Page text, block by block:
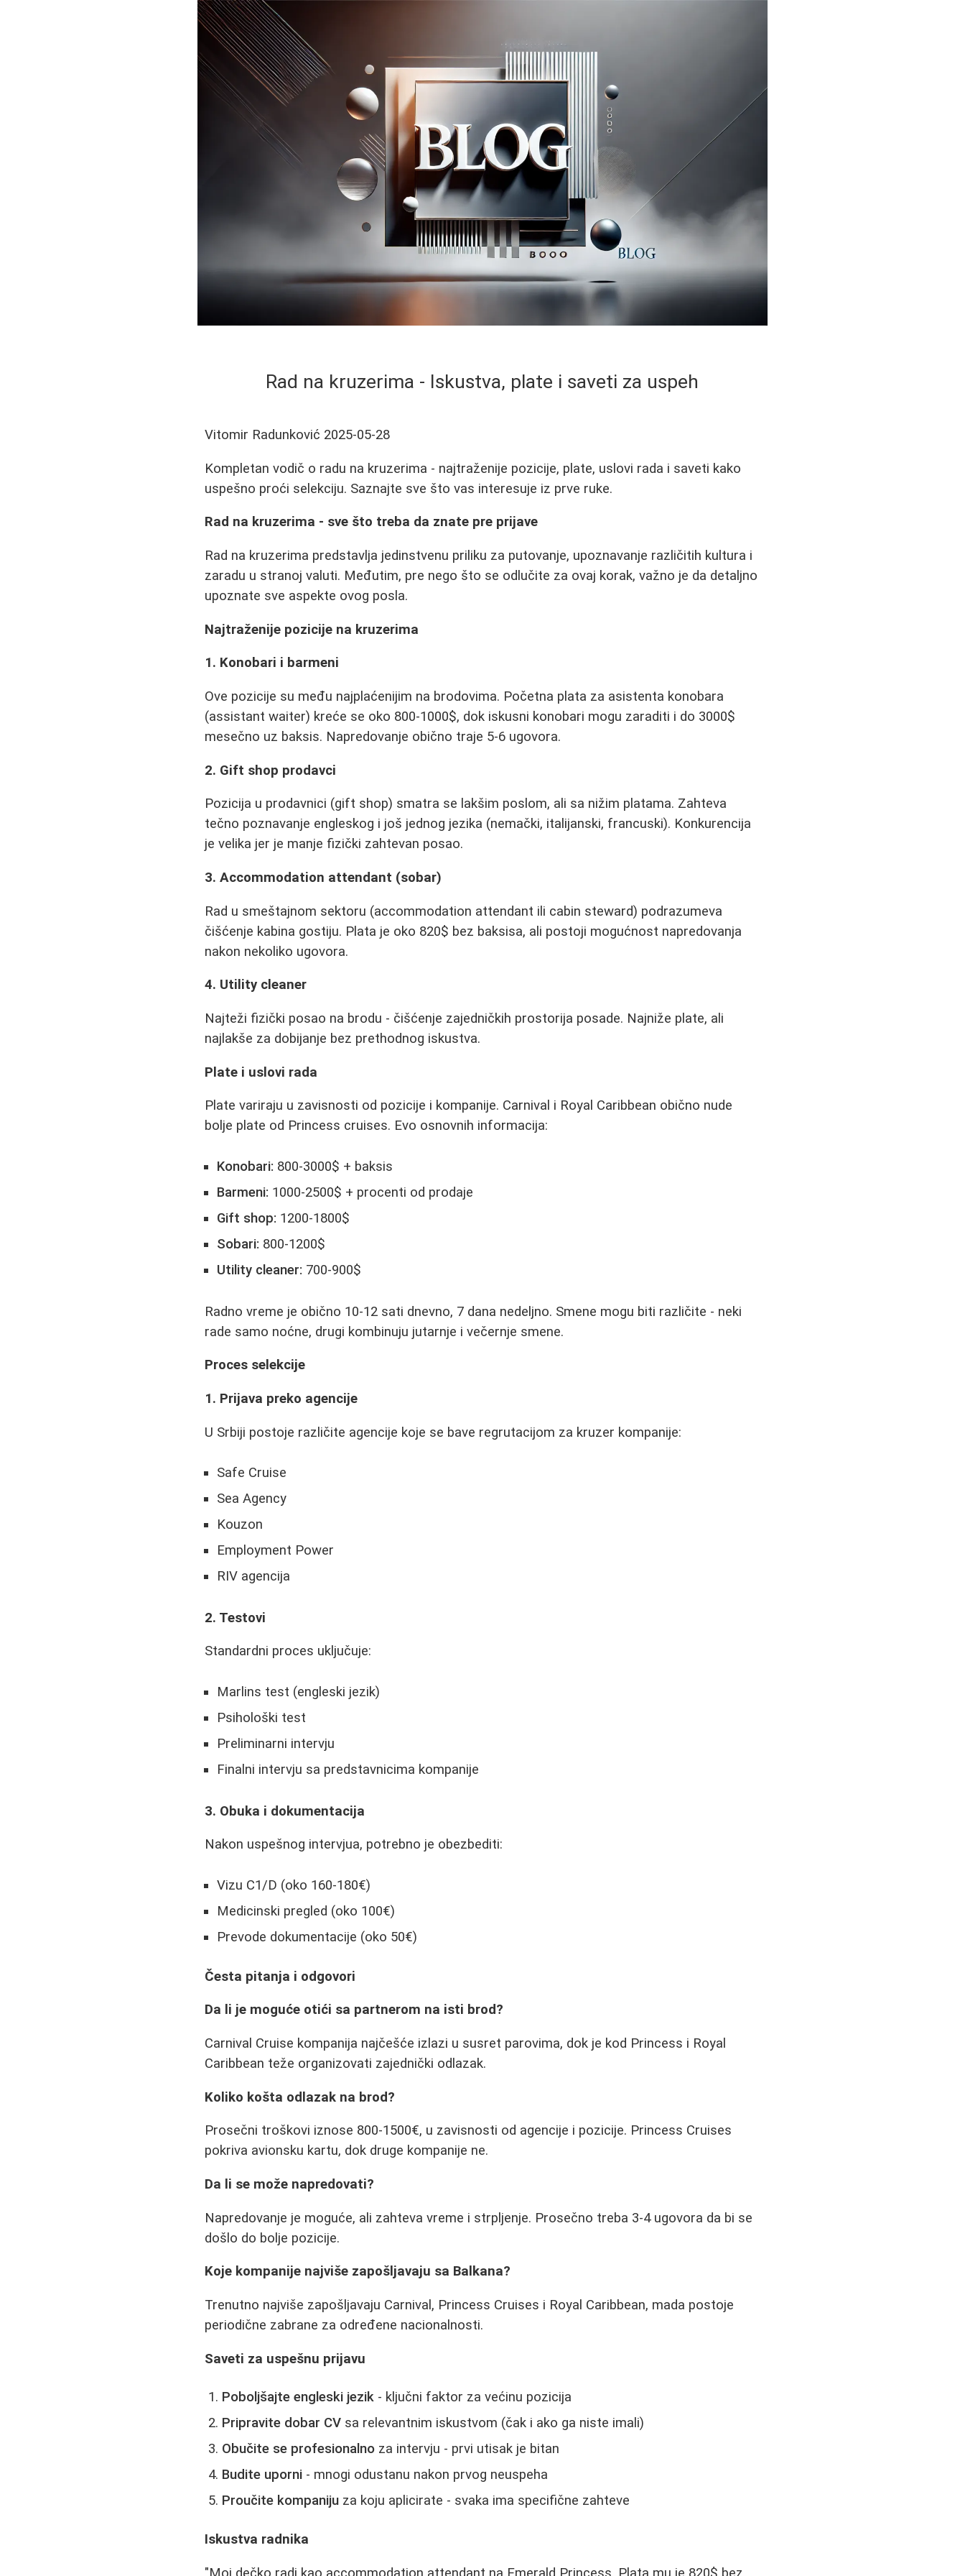
Rad na kruzerima - Iskustva, plate i saveti za uspeh
Vitomir Radunković 2025-05-28
Kompletan vodič o radu na kruzerima - najtraženije pozicije, plate, uslovi rada i saveti kako
uspešno proći selekciju. Saznajte sve što vas interesuje iz prve ruke.
Rad na kruzerima - sve što treba da znate pre prijave
Rad na kruzerima predstavlja jedinstvenu priliku za putovanje, upoznavanje različitih kultura i
zaradu u stranoj valuti. Međutim, pre nego što se odlučite za ovaj korak, važno je da detaljno
upoznate sve aspekte ovog posla.
Najtraženije pozicije na kruzerima
1. Konobari i barmeni
Ove pozicije su među najplaćenijim na brodovima. Početna plata za asistenta konobara
(assistant waiter) kreće se oko 800-1000$, dok iskusni konobari mogu zaraditi i do 3000$
mesečno uz baksis. Napredovanje obično traje 5-6 ugovora.
2. Gift shop prodavci
Pozicija u prodavnici (gift shop) smatra se lakšim poslom, ali sa nižim platama. Zahteva
tečno poznavanje engleskog i još jednog jezika (nemački, italijanski, francuski). Konkurencija
je velika jer je manje fizički zahtevan posao.
3. Accommodation attendant (sobar)
Rad u smeštajnom sektoru (accommodation attendant ili cabin steward) podrazumeva
čišćenje kabina gostiju. Plata je oko 820$ bez baksisa, ali postoji mogućnost napredovanja
nakon nekoliko ugovora.
4. Utility cleaner
Najteži fizički posao na brodu - čišćenje zajedničkih prostorija posade. Najniže plate, ali
najlakše za dobijanje bez prethodnog iskustva.
Plate i uslovi rada
Plate variraju u zavisnosti od pozicije i kompanije. Carnival i Royal Caribbean obično nude
bolje plate od Princess cruises. Evo osnovnih informacija:
Konobari: 800-3000$ + baksis
Barmeni: 1000-2500$ + procenti od prodaje
Gift shop: 1200-1800$
Sobari: 800-1200$
Utility cleaner: 700-900$
Radno vreme je obično 10-12 sati dnevno, 7 dana nedeljno. Smene mogu biti različite - neki
rade samo noćne, drugi kombinuju jutarnje i večernje smene.
Proces selekcije
1. Prijava preko agencije
U Srbiji postoje različite agencije koje se bave regrutacijom za kruzer kompanije:
Safe Cruise
Sea Agency
Kouzon
Employment Power
RIV agencija
2. Testovi
Standardni proces uključuje:
Marlins test (engleski jezik)
Psihološki test
Preliminarni intervju
Finalni intervju sa predstavnicima kompanije
3. Obuka i dokumentacija
Nakon uspešnog intervjua, potrebno je obezbediti:
Vizu C1/D (oko 160-180€)
Medicinski pregled (oko 100€)
Prevode dokumentacije (oko 50€)
Česta pitanja i odgovori
Da li je moguće otići sa partnerom na isti brod?
Carnival Cruise kompanija najčešće izlazi u susret parovima, dok je kod Princess i Royal
Caribbean teže organizovati zajednički odlazak.
Koliko košta odlazak na brod?
Prosečni troškovi iznose 800-1500€, u zavisnosti od agencije i pozicije. Princess Cruises
pokriva avionsku kartu, dok druge kompanije ne.
Da li se može napredovati?
Napredovanje je moguće, ali zahteva vreme i strpljenje. Prosečno treba 3-4 ugovora da bi se
došlo do bolje pozicije.
Koje kompanije najviše zapošljavaju sa Balkana?
Trenutno najviše zapošljavaju Carnival, Princess Cruises i Royal Caribbean, mada postoje
periodične zabrane za određene nacionalnosti.
Saveti za uspešnu prijavu
Poboljšajte engleski jezik - ključni faktor za većinu pozicija
Pripravite dobar CV sa relevantnim iskustvom (čak i ako ga niste imali)
Obučite se profesionalno za intervju - prvi utisak je bitan
Budite uporni - mnogi odustanu nakon prvog neuspeha
Proučite kompaniju za koju aplicirate - svaka ima specifične zahteve
Iskustva radnika